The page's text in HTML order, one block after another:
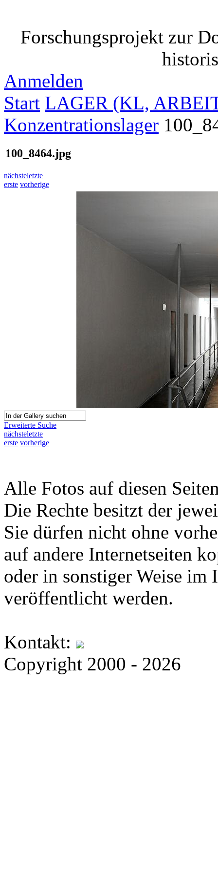
Forschungsprojekt zur
Anmelden
Start LAGER (KL,
Konzentrationslager
100_8464.jpg
nächsteletzte
erste vorherige
Erweiterte Suche
nächsteletzte
erste vorherige
Alle Fotos auf diesen
Die Rechte besitzt der
Sie dürfen nicht ohne
auf andere Internetseiten
oder in sonstiger Weise im
veröffentlicht werden.
Kontakt:
Copyright 2000 - 2026